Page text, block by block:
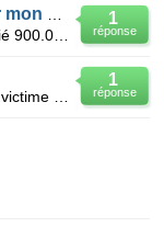
1
réponse
1
réponse